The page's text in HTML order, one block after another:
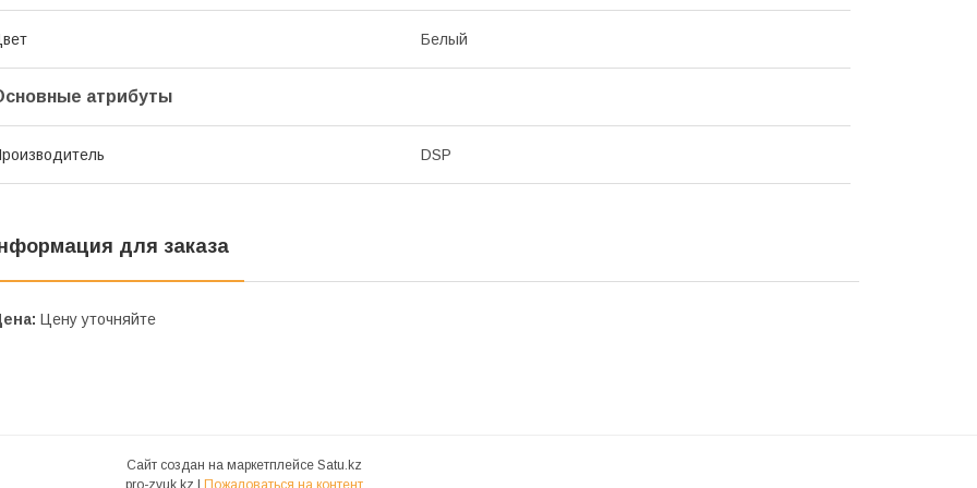
Белый
атрибуты
DSP
для заказа
Цену уточняйте
Сайт создан на маркетплейсе Satu.kz
Пожаловаться на контент